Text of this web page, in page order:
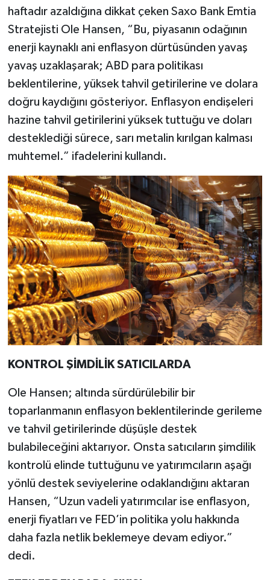
haftadır azaldığına dikkat çeken Saxo Bank Emtia
Stratejisti Ole Hansen, “Bu, piyasanın odağının
enerji kaynaklı ani enflasyon dürtüsünden yavaş
yavaş uzaklaşarak; ABD para politikası
beklentilerine, yüksek tahvil getirilerine ve dolara
doğru kaydığını gösteriyor. Enflasyon endişeleri
hazine tahvil getirilerini yüksek tuttuğu ve doları
desteklediği sürece, sarı metalin kırılgan kalması
muhtemel.” ifadelerini kullandı.
KONTROL ŞİMDİLİK SATICILARDA
Ole Hansen; altında sürdürülebilir bir
toparlanmanın enflasyon beklentilerinde gerileme
ve tahvil getirilerinde düşüşle destek
bulabileceğini aktarıyor. Onsta satıcıların şimdilik
kontrolü elinde tuttuğunu ve yatırımcıların aşağı
yönlü destek seviyelerine odaklandığını aktaran
Hansen, “Uzun vadeli yatırımcılar ise enflasyon,
enerji fiyatları ve FED’in politika yolu hakkında
daha fazla netlik beklemeye devam ediyor.”
dedi.